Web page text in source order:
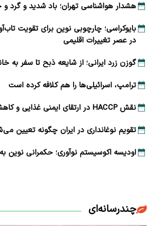
هشدار هواشناسی تهران؛ باد شدید و گرد
بایوکراسی؛ چارچوبی نوین برای تقویت
در عصر تغییرات اقلیمی
گوزن زرد ایرانی؛ از شایعه ذبح تا سفر به
ترامپ، اسرائیلی‌ها را هم کلافه کرده است
نقش HACCP در ارتقای ایمنی غذایی و کاهش خطرات تولید
تقویم نوغانداری در ایران چگونه تعیین
اودیسه اکوسیستم نوآوری؛ حکمرانی نوین
چندرسانه‌ای